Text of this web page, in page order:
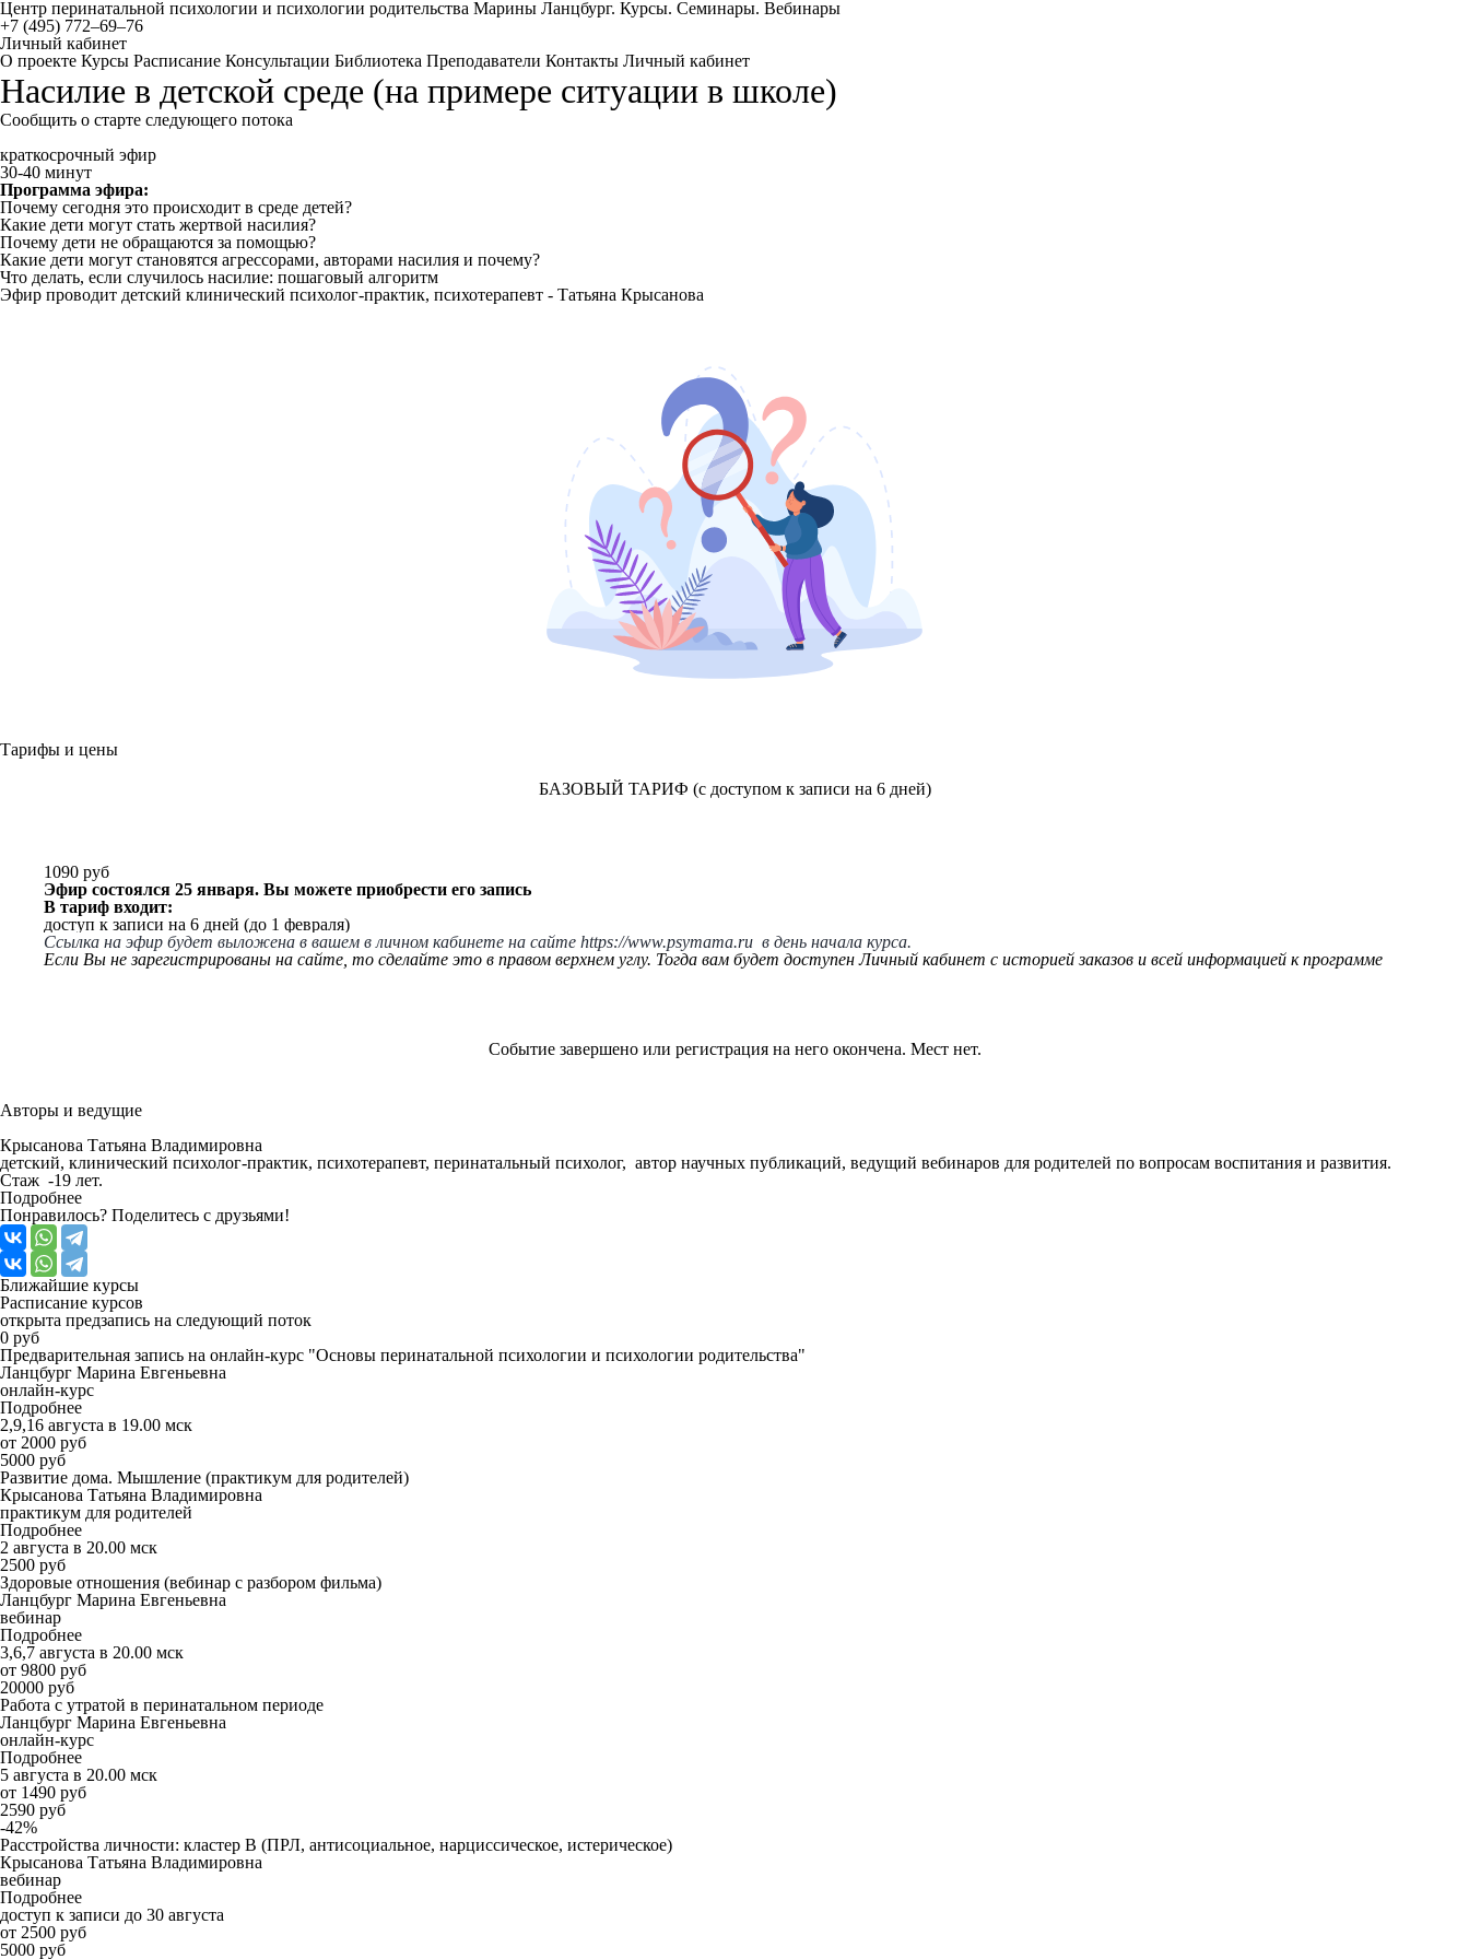
Центр перинатальной психологии и психологии родительства Марины Ланцбург. Курсы. Семинары. Вебинары
+7 (495) 772–69–76
Личный кабинет
О проекте Курсы Расписание Консультации Библиотека Преподаватели Контакты Личный кабинет
Насилие в детской среде (на примере ситуации в школе)
Сообщить о старте следующего потока
краткосрочный эфир
30-40 минут
Программа эфира:
Почему сегодня это происходит в среде детей?
Какие дети могут стать жертвой насилия?
Почему дети не обращаются за помощью?
Какие дети могут становятся агрессорами, авторами насилия и почему?
Что делать, если случилось насилие: пошаговый алгоритм
Эфир проводит детский клинический психолог-практик, психотерапевт - Татьяна Крысанова
Тарифы и цены
БАЗОВЫЙ ТАРИФ (с доступом к записи на 6 дней)
1090 руб
Эфир состоялся 25 января. Вы можете приобрести его запись
В тариф входит:
доступ к записи на 6 дней (до 1 февраля)
Ссылка на эфир будет выложена в вашем в личном кабинете на сайте https://www.psymama.ru в день начала курса.
Если Вы не зарегистрированы на сайте, то сделайте это в правом верхнем углу. Тогда вам будет доступен Личный кабинет с историей заказов и всей информацией к программе
Событие завершено или регистрация на него окончена. Мест нет.
Авторы и ведущие
Крысанова Татьяна Владимировна
детский, клинический психолог-практик, психотерапевт, перинатальный психолог, автор научных публикаций, ведущий вебинаров для родителей по вопросам воспитания и развития.
Стаж -19 лет.
Подробнее
Понравилось? Поделитесь с друзьями!
Ближайшие курсы
Расписание курсов
открыта предзапись на следующий поток
0 руб
Предварительная запись на онлайн-курс "Основы перинатальной психологии и психологии родительства"
Ланцбург Марина Евгеньевна
онлайн-курс
Подробнее
2,9,16 августа в 19.00 мск
от 2000 руб
5000 руб
Развитие дома. Мышление (практикум для родителей)
Крысанова Татьяна Владимировна
практикум для родителей
Подробнее
2 августа в 20.00 мск
2500 руб
Здоровые отношения (вебинар с разбором фильма)
Ланцбург Марина Евгеньевна
вебинар
Подробнее
3,6,7 августа в 20.00 мск
от 9800 руб
20000 руб
Работа с утратой в перинатальном периоде
Ланцбург Марина Евгеньевна
онлайн-курс
Подробнее
5 августа в 20.00 мск
от 1490 руб
2590 руб
-42%
Расстройства личности: кластер B (ПРЛ, антисоциальное, нарциссическое, истерическое)
Крысанова Татьяна Владимировна
вебинар
Подробнее
доступ к записи до 30 августа
от 2500 руб
5000 руб